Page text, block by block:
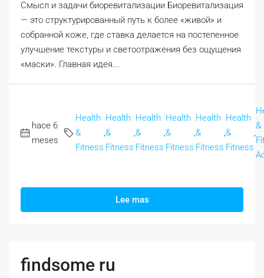
Смысл и задачи биоревитализации Биоревитализация
— это структурированный путь к более «живой» и
собранной коже, где ставка делается на постепенное
улучшение текстуры и светоотражения без ощущения
«маски». Главная идея...
hace 6
meses
Health
&
Fitness
,
Health
&
Fitness
,
Health
&
Fitness
,
Health
&
Fitness
,
Health
&
Fitness
,
Health
&
Fitness
,
&
Lee mas
findsome ru